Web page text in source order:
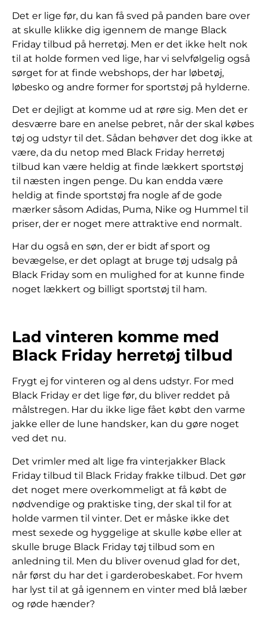
Det er lige før, du kan få sved på panden bare over
at skulle klikke dig igennem de mange Black
Friday tilbud på herretøj. Men er det ikke helt nok
til at holde formen ved lige, har vi selvfølgelig også
sørget for at finde webshops, der har løbetøj,
løbesko og andre former for sportstøj på hylderne.
Det er dejligt at komme ud at røre sig. Men det er
desværre bare en anelse pebret, når der skal købes
tøj og udstyr til det. Sådan behøver det dog ikke at
være, da du netop med Black Friday herretøj
tilbud kan være heldig at finde lækkert sportstøj
til næsten ingen penge. Du kan endda være
heldig at finde sportstøj fra nogle af de gode
mærker såsom Adidas, Puma, Nike og Hummel til
priser, der er noget mere attraktive end normalt.
Har du også en søn, der er bidt af sport og
bevægelse, er det oplagt at bruge tøj udsalg på
Black Friday som en mulighed for at kunne finde
noget lækkert og billigt sportstøj til ham.
Lad vinteren komme med
Black Friday herretøj tilbud
Frygt ej for vinteren og al dens udstyr. For med
Black Friday er det lige før, du bliver reddet på
målstregen. Har du ikke lige fået købt den varme
jakke eller de lune handsker, kan du gøre noget
ved det nu.
Det vrimler med alt lige fra vinterjakker Black
Friday tilbud til Black Friday frakke tilbud. Det gør
det noget mere overkommeligt at få købt de
nødvendige og praktiske ting, der skal til for at
holde varmen til vinter. Det er måske ikke det
mest sexede og hyggelige at skulle købe eller at
skulle bruge Black Friday tøj tilbud som en
anledning til. Men du bliver ovenud glad for det,
når først du har det i garderobeskabet. For hvem
har lyst til at gå igennem en vinter med blå læber
og røde hænder?